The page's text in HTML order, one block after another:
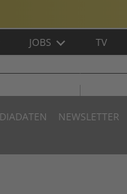
JOBS TV
NEWSLETTER